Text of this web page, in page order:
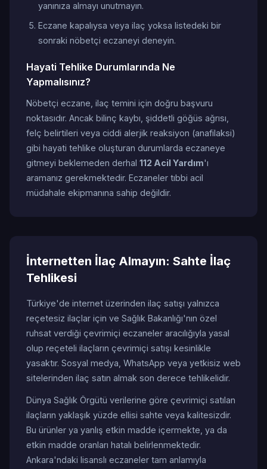
yanınıza almayı unutmayın.
Eczane kapalıysa veya ilaç yoksa listedeki bir
sonraki nöbetçi eczaneyi deneyin.
Hayati Tehlike Durumlarında Ne
Yapmalısınız?
Nöbetçi eczane, ilaç temini için doğru başvuru
noktasıdır. Ancak bilinç kaybı, şiddetli göğüs ağrısı,
felç belirtileri veya ciddi alerjik reaksiyon (anafilaksi)
gibi hayati tehlike oluşturan durumlarda eczaneye
gitmeyi beklemeden derhal 112 Acil Yardım'ı
aramanız gerekmektedir. Eczaneler tıbbi acil
müdahale ekipmanına sahip değildir.
İnternetten İlaç Almayın: Sahte İlaç
Tehlikesi
Türkiye'de internet üzerinden ilaç satışı yalnızca
reçetesiz ilaçlar için ve Sağlık Bakanlığı'nın özel
ruhsat verdiği çevrimiçi eczaneler aracılığıyla yasal
olup reçeteli ilaçların çevrimiçi satışı kesinlikle
yasaktır. Sosyal medya, WhatsApp veya yetkisiz web
sitelerinden ilaç satın almak son derece tehlikelidir.
Dünya Sağlık Örgütü verilerine göre çevrimiçi satılan
ilaçların yaklaşık yüzde ellisi sahte veya kalitesizdir.
Bu ürünler ya yanlış etkin madde içermekte, ya da
etkin madde oranları hatalı belirlenmektedir.
Ankara'ndaki lisanslı eczaneler tam anlamıyla